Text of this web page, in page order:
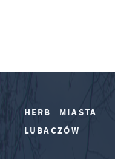
HERB MIASTA
LUBACZÓW